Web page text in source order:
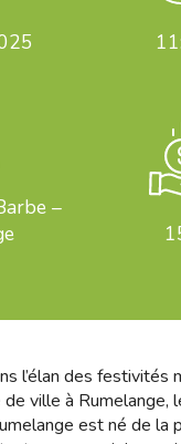
–
l’élan des festivités
ville à Rumelange,
est né de la